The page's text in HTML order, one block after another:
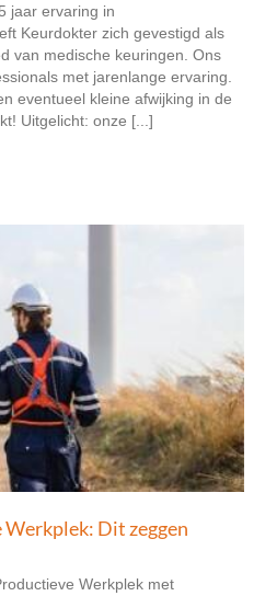
jaar ervaring in
Keurdokter zich gevestigd als
van medische keuringen. Ons
met jarenlange ervaring.
eventueel kleine afwijking in de
Uitgelicht: onze [...]
Dit zeggen
Werkplek met